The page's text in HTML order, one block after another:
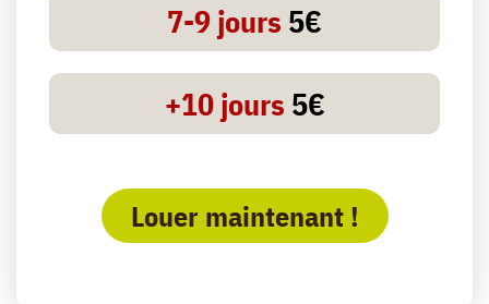
7-9 jours 5€
+10 jours 5€
Louer maintenant !